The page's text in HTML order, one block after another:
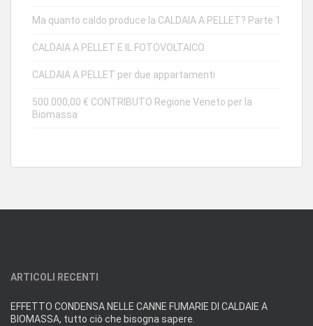
Ma quanto caldo produce la CALDAIA A PELLET? Parte 1
CALDAIA A PELLET E IL FOTOVOLTAICO
CALDAIA A PELLET per due appartamenti
500.000,00 € CONTRIBUTO Regione Veneto per la
Biomassa
ARTICOLI RECENTI
EFFETTO CONDENSA NELLE CANNE FUMARIE DI CALDAIE A
BIOMASSA, tutto ciò che bisogna sapere.